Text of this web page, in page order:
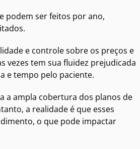
podem ser feitos por ano,
e controle sobre os preços e
vezes tem sua fluidez prejudicada
e tempo pelo paciente.
a ampla cobertura dos planos de
a realidade é que esses
o que pode impactar